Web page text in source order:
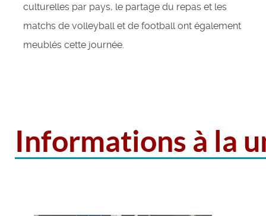
culturelles par pays, le partage du repas et les
matchs de volleyball et de football ont également
meublés cette journée.
Informations à la